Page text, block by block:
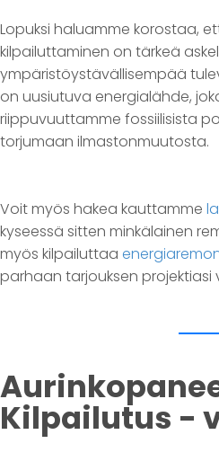
Lopuksi haluamme korostaa,
kilpailuttaminen on tärkeä
ympäristöystävällisempää
on uusiutuva energialähde,
riippuvuuttamme fossiilisista
torjumaan ilmastonmuutosta.
Voit myös hakea kauttamme
kyseessä sitten minkälainen
myös kilpailuttaa
parhaan tarjouksen projektiasi
Kilpailutus -